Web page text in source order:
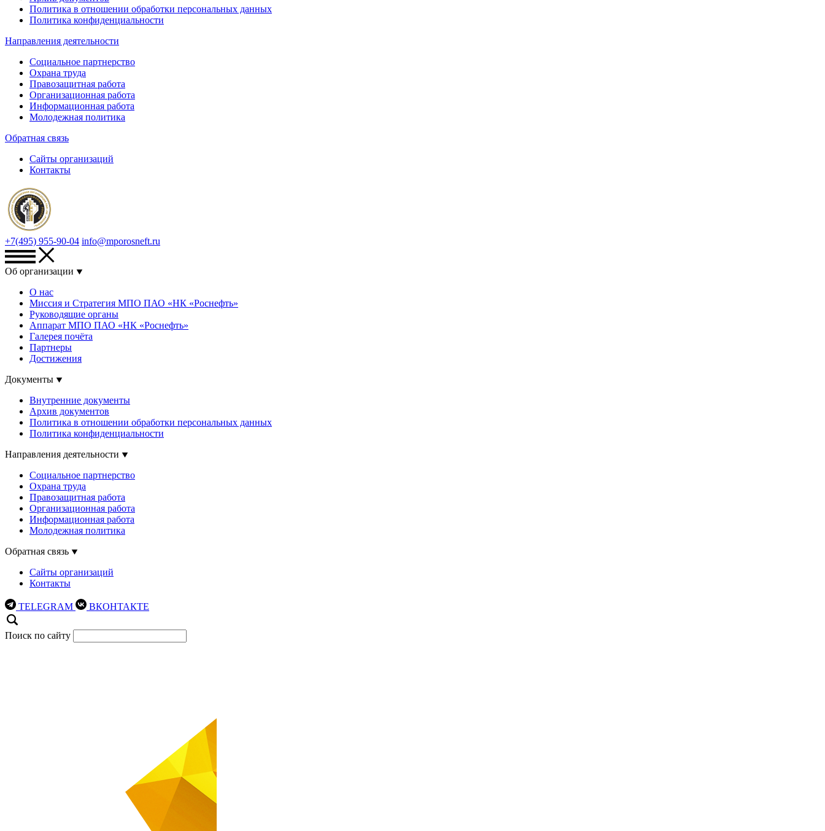
Политика в отношении обработки персональных данных
Политика конфиденциальности
Направления деятельности
Социальное партнерство
Охрана труда
Правозащитная работа
Организационная работа
Информационная работа
Молодежная политика
Обратная связь
Сайты организаций
Контакты
+7(495) 955-90-04 info@mporosneft.ru
Об организации
О нас
Миссия и Стратегия МПО ПАО «НК «Роснефть»
Руководящие органы
Аппарат МПО ПАО «НК «Роснефть»
Галерея почёта
Партнеры
Достижения
Документы
Внутренние документы
Архив документов
Политика в отношении обработки персональных данных
Политика конфиденциальности
Направления деятельности
Социальное партнерство
Охрана труда
Правозащитная работа
Организационная работа
Информационная работа
Молодежная политика
Обратная связь
Сайты организаций
Контакты
TELEGRAM ВКОНТАКТЕ
Поиск по сайту